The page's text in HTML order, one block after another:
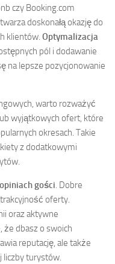
czy Booking.com
doskonałą okazję do
klientów. Optymalizacja
pól i dodawanie
na lepsze pozycjonowanie
warto rozważyć
lub wyjątkowych ofert, które
okresach. Takie
z dodatkowymi
gości. Dobre
oferty.
oraz aktywne
że dbasz o swoich
reputację, ale także
liczby turystów.